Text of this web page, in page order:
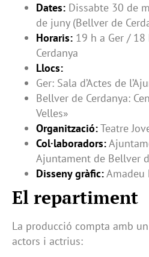
Dates: Dissabte 30 de
de juny (Bellver de
Horaris: 19 h a Ger /
Cerdanya
Llocs:
Ger: Sala d’Actes de
Bellver de Cerdanya:
Velles»
Organització:Teatre
Col·laboradors:
Ajuntament de Bellver
Disseny gràfic:Amadeu
El repartiment
La producció compta amb
actors i actrius: